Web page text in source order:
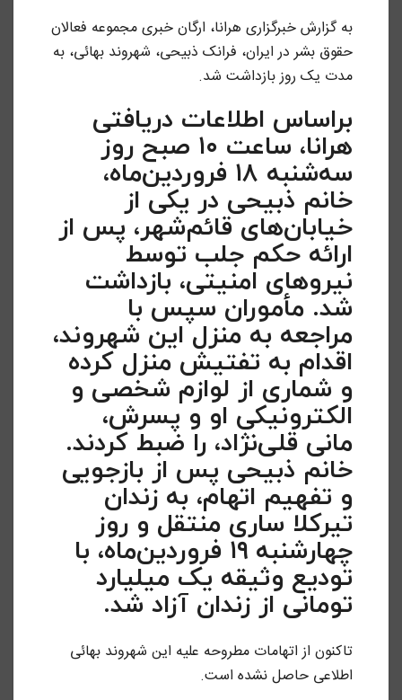
به گزارش خبرگزاری هرانا، ارگان خبری مجموعه فعالان
حقوق بشر در ایران، فرانک ذبیحی، شهروند بهائی، به
مدت یک روز بازداشت شد.
براساس اطلاعات دریافتی
هرانا، ساعت ۱۰ صبح روز
سه‌شنبه ۱۸ فروردین‌ماه،
خانم ذبیحی در یکی از
خیابان‌های قائم‌شهر، پس از
ارائه حکم جلب توسط
نیروهای امنیتی، بازداشت
شد. مأموران سپس با
مراجعه به منزل این شهروند،
اقدام به تفتیش منزل کرده
و شماری از لوازم شخصی و
الکترونیکی او و پسرش،
مانی قلی‌نژاد، را ضبط کردند.
خانم ذبیحی پس از بازجویی
و تفهیم اتهام، به زندان
تیرکلا ساری منتقل و روز
چهارشنبه ۱۹ فروردین‌ماه، با
تودیع وثیقه یک میلیارد
تومانی از زندان آزاد شد.
تاکنون از اتهامات مطروحه علیه این شهروند بهائی
اطلاعی حاصل نشده است.